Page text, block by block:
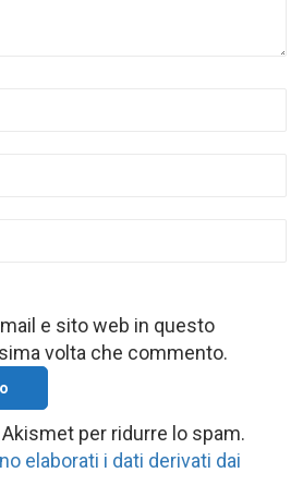
e sito web in questo
volta che commento.
per ridurre lo spam.
elaborati i dati derivati dai